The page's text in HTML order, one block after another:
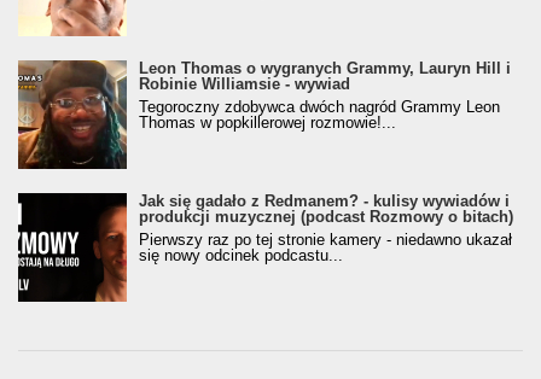
Leon Thomas o wygranych Grammy, Lauryn Hill i
Robinie Williamsie - wywiad
Tegoroczny zdobywca dwóch nagród Grammy Leon
Thomas w popkillerowej rozmowie!...
Jak się gadało z Redmanem? - kulisy wywiadów i
produkcji muzycznej (podcast Rozmowy o bitach)
Pierwszy raz po tej stronie kamery - niedawno ukazał
się nowy odcinek podcastu...